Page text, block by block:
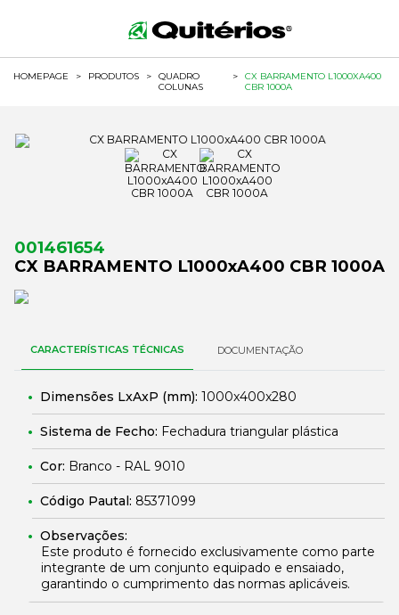
HOMEPAGE > PRODUTOS >
QUADRO
COLUNAS
>
CX BARRAMENTO L1000XA400
CBR 1000A
001461654
CX BARRAMENTO L1000xA400 CBR 1000A
CARACTERÍSTICAS TÉCNICAS DOCUMENTAÇÃO
Dimensões LxAxP (mm): 1000x400x280
Sistema de Fecho: Fechadura triangular plástica
Cor: Branco - RAL 9010
Código Pautal: 85371099
Observações:
Este produto é fornecido exclusivamente como parte
integrante de um conjunto equipado e ensaiado,
garantindo o cumprimento das normas aplicáveis.